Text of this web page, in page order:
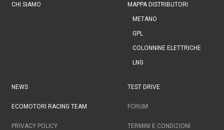
CHI SIAMO MAPPA DISTRIBUTORI
METANO
GPL
COLONNINE ELETTRICHE
LNG
NEWS TEST DRIVE
ECOMOTORI RACING TEAM FORUM
PRIVACY POLICY TERMINI E CONDIZIONI